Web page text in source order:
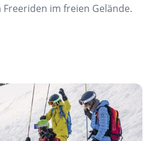
Freeriden im freien Gelände.